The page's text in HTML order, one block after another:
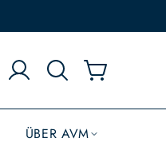
ÜBER AVM